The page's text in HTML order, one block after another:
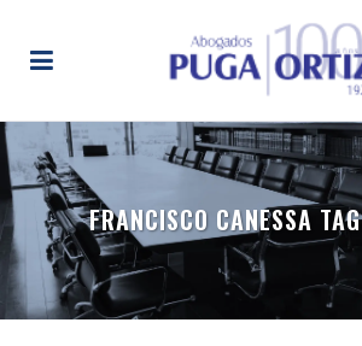
FRANCISCO CANESSA TAG